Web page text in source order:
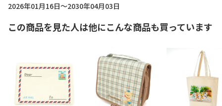
2026年01月16日～2030年04月03日
この商品を見た人は他にこんな商品も買っています